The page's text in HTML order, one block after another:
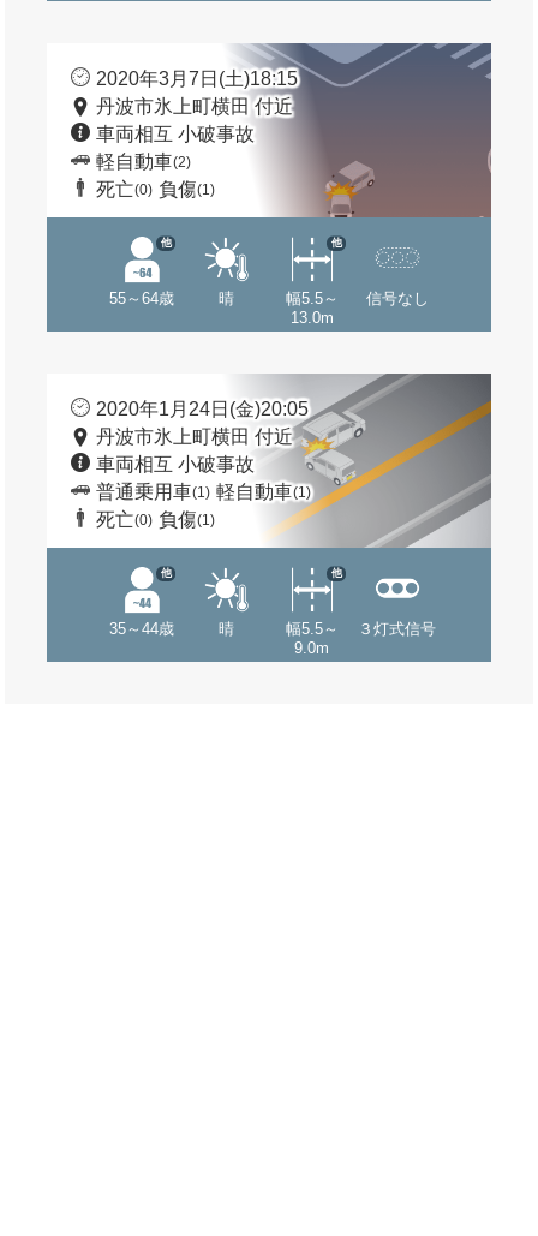
2020年3月7日(土)18:15
丹波市氷上町横田 付近
車両相互 小破事故
軽自動車(2)
死亡(0) 負傷(1)
55～64歳
他
晴
幅5.5～
13.0m
他
信号なし
2020年1月24日(金)20:05
丹波市氷上町横田 付近
車両相互 小破事故
普通乗用車(1) 軽自動車(1)
死亡(0) 負傷(1)
35～44歳
他
晴
幅5.5～
9.0m
他
３灯式信号